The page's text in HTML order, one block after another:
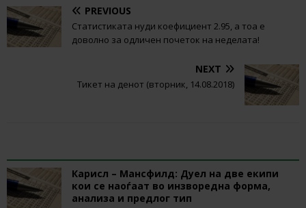
PREVIOUS
Статистиката нуди коефициент 2.95, а тоа е
доволно за одличен почеток на неделата!
NEXT
Тикет на денот (вторник, 14.08.2018)
Карисл – Мансфилд: Дуел на две екипи
кои се наоѓаат во инзворедна форма,
анализа и предлог тип